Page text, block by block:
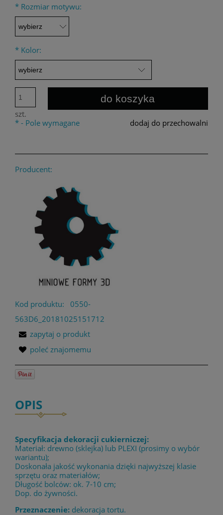
* Rozmiar motywu:
* Kolor:
szt.
do koszyka
dodaj do przechowalni
* - Pole wymagane
Producent:
Kod produktu:
0550-
563D6_20181025151712
zapytaj o produkt
poleć znajomemu
OPIS
Specyfikacja dekoracji cukierniczej:
Materiał: drewno (sklejka) lub PLEXI (prosimy o wybór
wariantu);
Doskonała jakość wykonania dzięki najwyższej klasie
sprzętu oraz materiałów;
Długość bolców: ok. 7-10 cm;
Dop. do żywności.
Przeznaczenie: dekoracja tortu.